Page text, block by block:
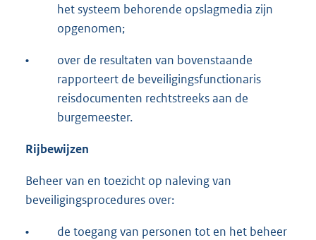
het systeem behorende opslagmedia zijn
opgenomen;
•
over de resultaten van bovenstaande
rapporteert de beveiligingsfunctionaris
reisdocumenten rechtstreeks aan de
burgemeester.
Rijbewijzen
Beheer van en toezicht op naleving van
beveiligingsprocedures over:
•
de toegang van personen tot en het beheer